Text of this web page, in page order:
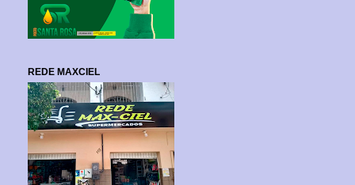
REDE MAXCIEL